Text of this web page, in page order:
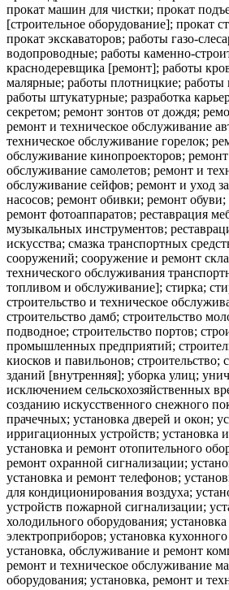
прокат машин для чистки; прокат
[строительное оборудование]; прокат
прокат экскаваторов; работы газо-
водопроводные; работы каменно-
краснодеревщика [ремонт]; работы
малярные; работы плотницкие;
работы штукатурные; разработка
секретом; ремонт зонтов от дождя;
ремонт и техническое обслуживание
техническое обслуживание горелок;
обслуживание кинопроекторов;
обслуживание самолетов; ремонт и
обслуживание сейфов; ремонт и уход
насосов; ремонт обивки; ремонт
ремонт фотоаппаратов; реставрация
музыкальных инструментов;
искусства; смазка транспортных
сооружений; сооружение и ремонт
технического обслуживания
топливом и обслуживание]; стирка;
строительство и техническое
строительство дамб; строительство
подводное; строительство портов;
промышленных предприятий;
киосков и павильонов; строительство;
зданий [внутренняя]; уборка улиц;
исключением сельскохозяйственных
созданию искусственного снежного
прачечных; установка дверей и окон;
ирригационных устройств; установка
установка и ремонт отопительного
ремонт охранной сигнализации;
установка и ремонт телефонов;
для кондиционирования воздуха;
устройств пожарной сигнализации;
холодильного оборудования;
электроприборов; установка
установка, обслуживание и ремонт
ремонт и техническое обслуживание
оборудования; установка, ремонт и